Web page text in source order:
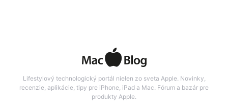
Lifestylový technologický portál nielen zo sveta Apple. Novinky,
recenzie, aplikácie, tipy pre iPhone, iPad a Mac. Fórum a bazár pre
produkty Apple.